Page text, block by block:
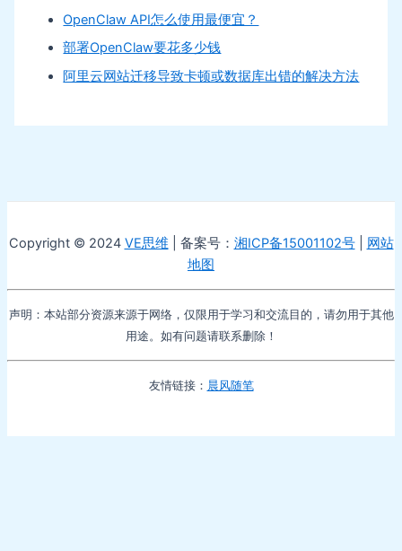
OpenClaw API怎么使用最便宜？
部署OpenClaw要花多少钱
阿里云网站迁移导致卡顿或数据库出错的解决方法
Copyright © 2024 VE思维 | 备案号： 湘ICP备15001102号| 网站
地图
声明：本站部分资源来源于网络，仅限用于学习和交流目的，请勿用于其他
用途。如有问题请联系删除！
友情链接： 晨风随笔